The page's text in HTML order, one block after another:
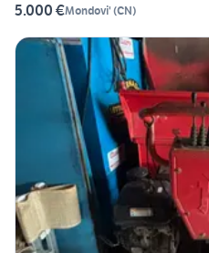
5.000 €Mondovi' (CN)